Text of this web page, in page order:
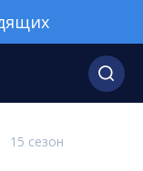
15 сезон